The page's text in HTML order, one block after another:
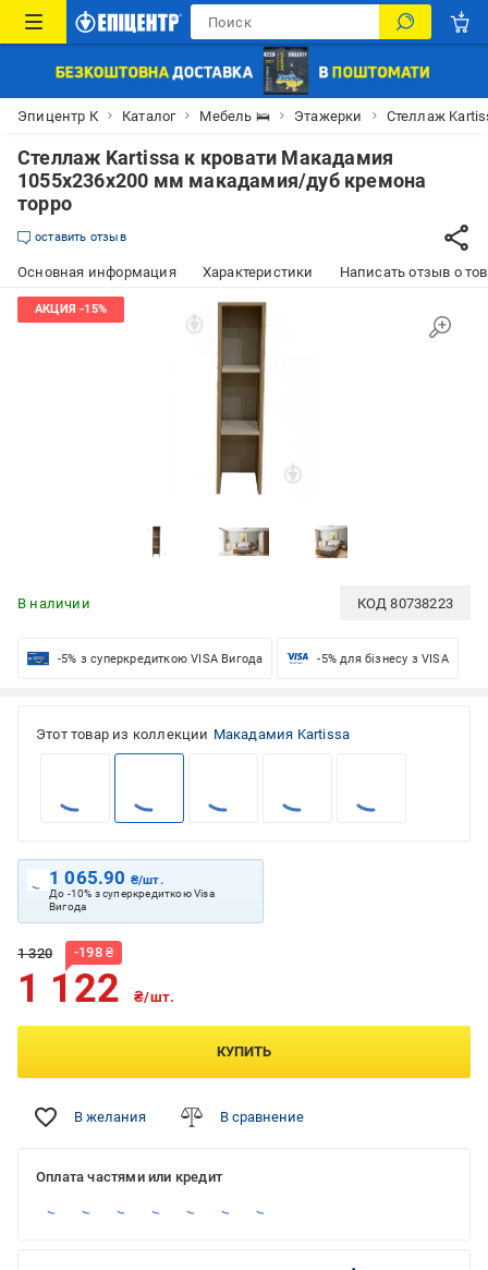
Эпицентр К Каталог Мебель 🛌 Этажерки Стеллаж
Стеллаж Kartissa к кровати Макадамия
1055х236х200 мм макадамия/дуб кремона
торро
оставить отзыв
Основная информация Характеристики Написать отзыв о
В наличии КОД80738223
-5% з суперкредиткою VISA Вигода -5% для бізнесу з VISA
Этот товар из коллекции Макадамия Kartissa
1 065.90 ₴/шт.
До -10% з суперкредиткою Visa
Вигода
1 320 -198₴
1 122 ₴/шт.
КУПИТЬ
В желания В сравнение
Оплата частями или кредит